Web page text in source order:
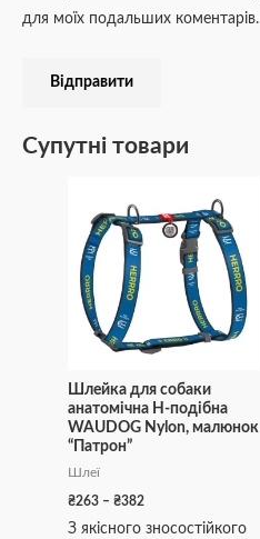
для моїх подальших коментарів.
Супутні товари
Шлейка для собаки
анатомічна H-подібна
WAUDOG Nylon, малюнок
“Патрон”
Шлеї
₴263 – ₴382
від
₴263
З якісного зносостійкого
товар
має
кілька
варіантів.
Параметри
вибрати
на
сторінці